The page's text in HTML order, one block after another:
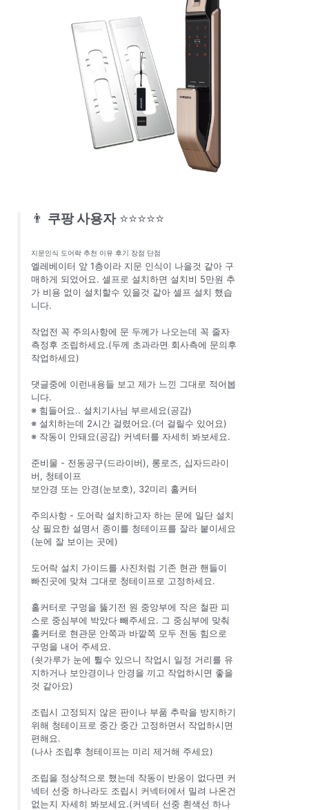
👨 쿠팡 사용자 ⭐⭐⭐⭐⭐
지문인식 도어락 추천 이유 후기 장점 단점
엘레베이터 앞 1층이라 지문 인식이 나을것 같아 구
매하게 되었어요. 셀프로 설치하면 설치비 5만원 추
가 비용 없이 설치할수 있을것 같아 셀프 설치 했습
니다.
작업전 꼭 주의사항에 문 두께가 나오는데 꼭 줄자
측정후 조립하세요.(두께 초과라면 회사측에 문의후
작업하세요)
댓글중에 이런내용들 보고 제가 느낀 그대로 적어봅
니다.
※ 힘들어요.. 설치기사님 부르세요(공감)
※ 설치하는데 2시간 걸렸어요.(더 걸릴수 있어요)
※ 작동이 안돼요(공감) 커넥터를 자세히 봐보세요.
준비물 - 전동공구(드라이버), 롱로즈, 십자드라이
버, 청테이프
보안경 또는 안경(눈보호), 32미리 홀커터
주의사항 - 도어락 설치하고자 하는 문에 일단 설치
상 필요한 설명서 종이를 청테이프를 잘라 붙이세요
(눈에 잘 보이는 곳에)
도어락 설치 가이드를 사진처럼 기존 현관 핸들이
빠진곳에 맞쳐 그대로 청테이프로 고정하세요.
홀커터로 구멍을 뚫기전 원 중앙부에 작은 철판 피
스로 중심부에 박았다 빼주세요. 그 중심부에 맞춰
홀커터로 현관문 안쪽과 바깥쪽 모두 전동 힘으로
구멍을 내어 주세요.
(쇳가루가 눈에 튈수 있으니 작업시 일정 거리를 유
지하거나 보안경이나 안경을 끼고 작업하시면 좋을
것 같아요)
조립시 고정되지 않은 판이나 부품 추락을 방지하기
위해 청테이프로 중간 중간 고정하면서 작업하시면
편해요.
(나사 조립후 청테이프는 미리 제거해 주세요)
조립을 정상적으로 했는데 작동이 반응이 없다면 커
넥터 선중 하나라도 조립시 커넥터에서 밀려 나온건
없는지 자세히 봐보세요.(커넥터 선중 흰색선 하나